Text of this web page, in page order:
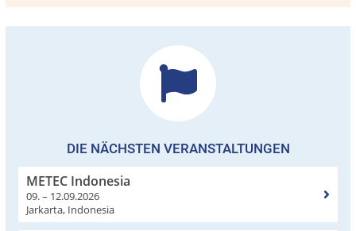
DIE NÄCHSTEN VERANSTALTUNGEN
METEC Indonesia
09. – 12.09.2026
Jarkarta, Indonesia